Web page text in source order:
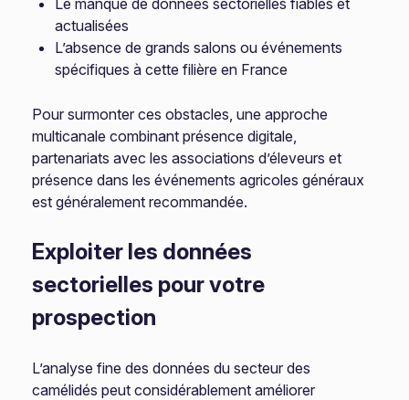
Le manque de données sectorielles fiables et
actualisées
L’absence de grands salons ou événements
spécifiques à cette filière en France
Pour surmonter ces obstacles, une approche
multicanale combinant présence digitale,
partenariats avec les associations d’éleveurs et
présence dans les événements agricoles généraux
est généralement recommandée.
Exploiter les données
sectorielles pour votre
prospection
L’analyse fine des données du secteur des
camélidés peut considérablement améliorer